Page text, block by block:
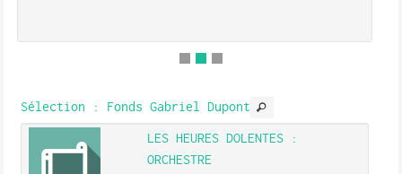
Sélection : Fonds Gabriel Dupont
LES HEURES DOLENTES :
ORCHESTRE